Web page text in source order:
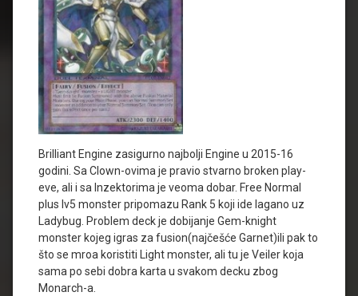
Brilliant Engine zasigurno najbolji Engine u 2015-16
godini. Sa Clown-ovima je pravio stvarno broken play-
eve, ali i sa Inzektorima je veoma dobar. Free Normal
plus lv5 monster pripomazu Rank 5 koji ide lagano uz
Ladybug. Problem deck je dobijanje Gem-knight
monster kojeg igras za fusion(najčešće Garnet)ili pak to
što se mroa koristiti Light monster, ali tu je Veiler koja
sama po sebi dobra karta u svakom decku zbog
Monarch-a.